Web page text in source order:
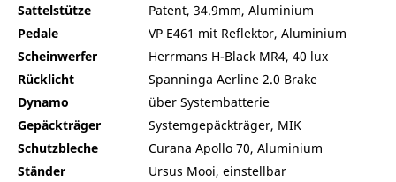
Sattelstütze
Patent, 34.9mm, Aluminium
Pedale
VP E461 mit Reflektor, Aluminium
Scheinwerfer
Herrmans H-Black MR4, 40 lux
Rücklicht
Spanninga Aerline 2.0 Brake
Dynamo
über Systembatterie
Gepäckträger
Systemgepäckträger, MIK
Schutzbleche
Curana Apollo 70, Aluminium
Ständer
Ursus Mooi, einstellbar